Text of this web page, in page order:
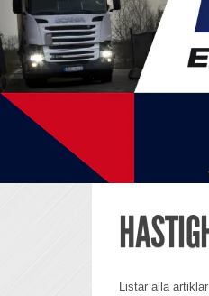
Listar alla